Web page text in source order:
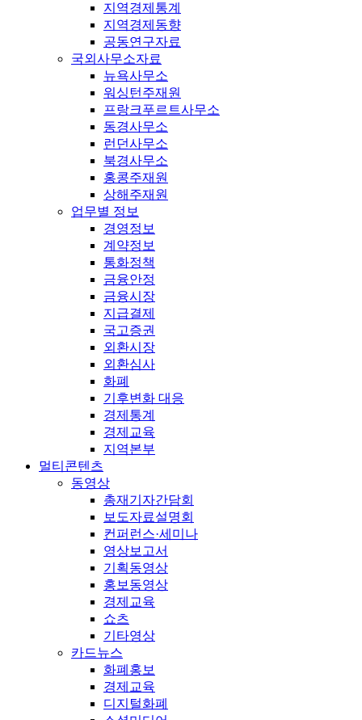
지역경제통계
지역경제동향
공동연구자료
국외사무소자료
뉴욕사무소
워싱턴주재원
프랑크푸르트사무소
동경사무소
런던사무소
북경사무소
홍콩주재원
상해주재원
업무별 정보
경영정보
계약정보
통화정책
금융안정
금융시장
지급결제
국고증권
외환시장
외환심사
화폐
기후변화 대응
경제통계
경제교육
지역본부
멀티콘텐츠
동영상
총재기자간담회
보도자료설명회
컨퍼런스·세미나
영상보고서
기획동영상
홍보동영상
경제교육
쇼츠
기타영상
카드뉴스
화폐홍보
경제교육
디지털화폐